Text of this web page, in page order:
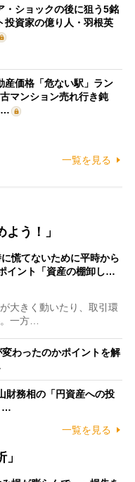
・ショックの後に狙う5銘
投資家の億り人・羽根英
産価格「危ない駅」ラン
マンション売れ行き鈍
…
一覧を見る
う！」
に慌てないために平時から
イント「資産の棚卸し…
大きく動いたり、取引環
一方…
わったのかポイントを解
財務相の「円資産への投
…
一覧を見る